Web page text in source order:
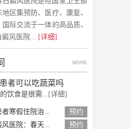
区集预防、医疗、康复、
际交流于一体的高品质、
癜风医院... [详细]
MORE
者可以吃蔬菜吗
饮食是很需... [详细]
者寒假住院治... 预约
风医院：春天... 预约